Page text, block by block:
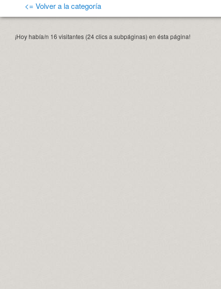
<= Volver a la categoría
¡Hoy había/n 16 visitantes (24 clics a subpáginas) en ésta página!